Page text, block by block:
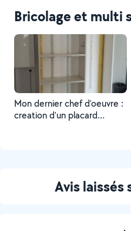
Bricolage et multi
Mon dernier chef d'oeuvre :
creation d'un placard
Avis laissés